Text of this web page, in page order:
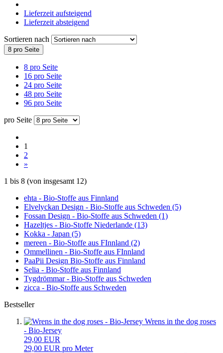
Lieferzeit aufsteigend
Lieferzeit absteigend
Sortieren nach
8 pro Seite
8 pro Seite
16 pro Seite
24 pro Seite
48 pro Seite
96 pro Seite
pro Seite
1
2
»
1 bis 8 (von insgesamt 12)
ehta - Bio-Stoffe aus Finnland
Elvelyckan Design - Bio-Stoffe aus Schweden (5)
Fossan Design - Bio-Stoffe aus Schweden (1)
Hazeltjes - Bio-Stoffe Niederlande (13)
Kokka - Japan (5)
mereen - Bio-Stoffe aus FInnland (2)
Ommellinen - Bio-Stoffe aus FInnland
PaaPii Design Bio-Stoffe aus Finnland
Selia - Bio-Stoffe aus Finnland
Tygdrömmar - Bio-Stoffe aus Schweden
zicca - Bio-Stoffe aus Schweden
Bestseller
Wrens in the dog roses
- Bio-Jersey
29,00 EUR
29,00 EUR pro Meter